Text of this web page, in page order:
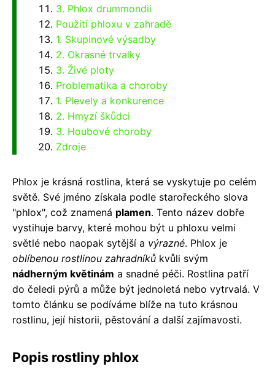
3. Phlox drummondii
Použití phloxu v zahradě
1. Skupinové výsadby
2. Okrasné trvalky
3. Živé ploty
Problematika a choroby
1. Plevely a konkurence
2. Hmyzí škůdci
3. Houbové choroby
Zdroje
Phlox je krásná rostlina, která se vyskytuje po celém
světě. Své jméno získala podle starořeckého slova
"phlox", což znamená plamen. Tento název dobře
vystihuje barvy, které mohou být u phloxu velmi
světlé nebo naopak sytější a výrazné. Phlox je
oblíbenou rostlinou zahradníků kvůli svým
nádherným květinám a snadné péči. Rostlina patří
do čeledi pýrů a může být jednoletá nebo vytrvalá. V
tomto článku se podíváme blíže na tuto krásnou
rostlinu, její historii, pěstování a další zajímavosti.
Popis rostliny phlox